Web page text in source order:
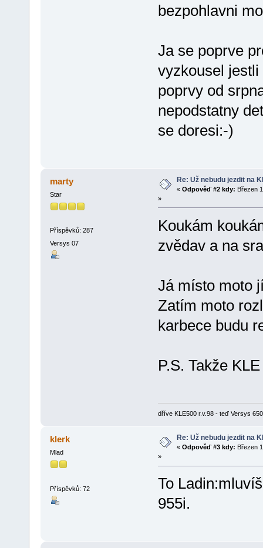
bezpohlavni
Ja se poprve
vyzkousel
poprvy od
nepodstatny
se doresi:-)
marty
Star
Příspěvků: 287
Versys 07
Re: Už nebudu jezdit na
« Odpověď #2 kdy: Březen
»
Koukám
zvědav a na
Já místo moto
Zatím moto
karbece budu
P.S. Takže
dříve KLE500 r.v.98 - teď Versys
klerk
Mlad
Příspěvků: 72
Re: Už nebudu jezdit na
« Odpověď #3 kdy: Březen
»
To
955i.